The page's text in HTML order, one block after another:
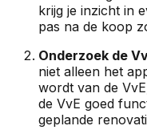
krijg je inzicht in
pas na de koop
Onderzoek de
niet alleen het
wordt van de
de VvE goed
geplande